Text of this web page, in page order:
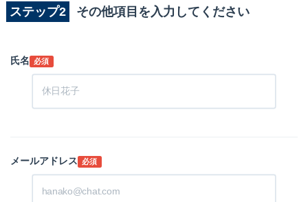
ステップ2 その他項目を入力してください
氏名 必須
メールアドレス 必須